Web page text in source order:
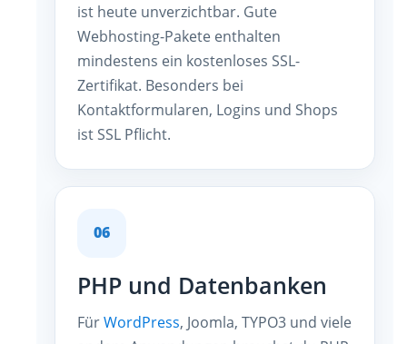
ist heute unverzichtbar. Gute
Webhosting-Pakete enthalten
mindestens ein kostenloses SSL-
Zertifikat. Besonders bei
Kontaktformularen, Logins und Shops
ist SSL Pflicht.
06
PHP und Datenbanken
FürWordPress, Joomla, TYPO3 und viele